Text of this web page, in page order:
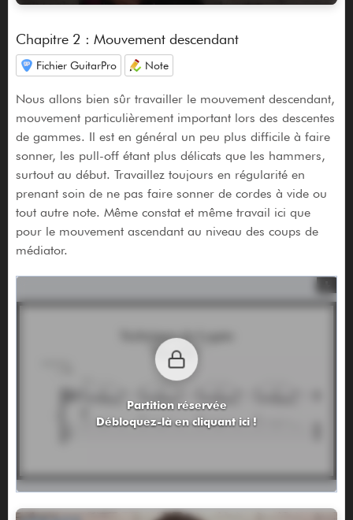
Chapitre 2 : Mouvement descendant
Fichier GuitarPro Note
Nous allons bien sûr travailler le mouvement descendant,
mouvement particulièrement important lors des descentes
de gammes. Il est en général un peu plus difficile à faire
sonner, les pull-off étant plus délicats que les hammers,
surtout au début. Travaillez toujours en régularité en
prenant soin de ne pas faire sonner de cordes à vide ou
tout autre note. Même constat et même travail ici que
pour le mouvement ascendant au niveau des coups de
médiator.
Partition réservée
Débloquez-là en cliquant ici !